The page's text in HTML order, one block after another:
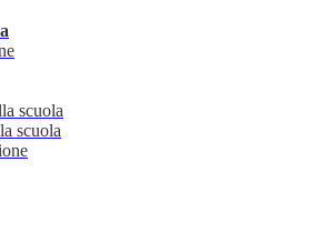
scuola
scuola